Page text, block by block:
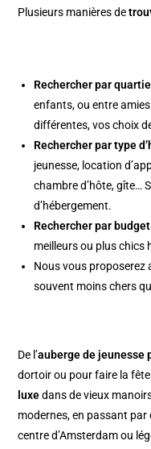
Plusieurs manières de
Rechercher par
enfants, ou entre
différentes, vos choix
Rechercher par type
jeunesse, location
chambre d’hôte, gîte…
d’hébergement.
Rechercher par budget
meilleurs ou plus chics
Nous vous proposerez
souvent moins chers
De l’auberge de jeunesse
dortoir ou pour faire la fête
luxedans de vieux
modernes, en passant par
centre d’Amsterdam ou